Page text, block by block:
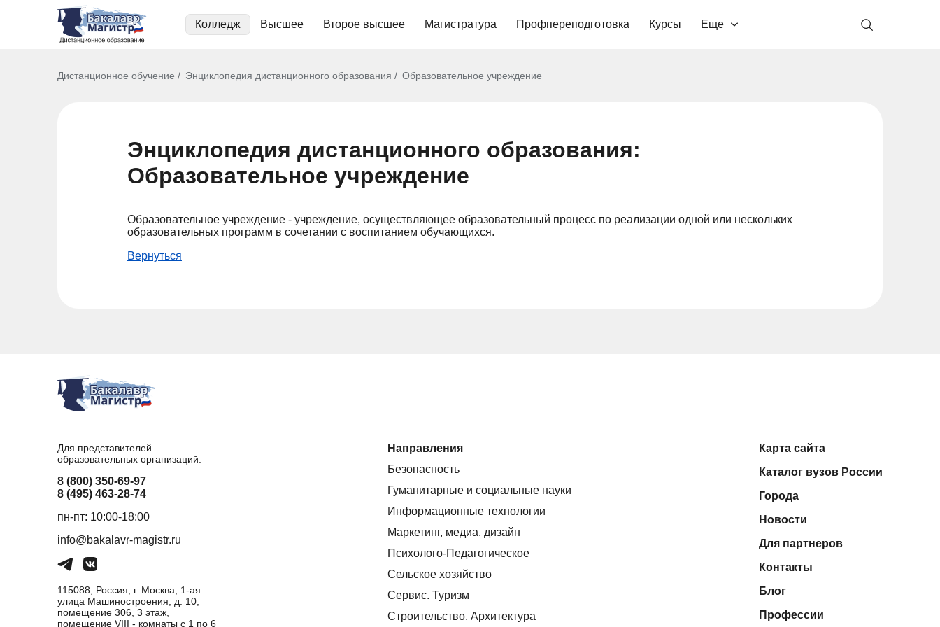
Колледж Высшее Второе высшее Магистратура Профпереподготовка Курсы Еще
Дистанционное обучение Энциклопедия дистанционного образования Образовательное учреждение
Энциклопедия дистанционного образования:
Образовательное учреждение
Образовательное учреждение - учреждение, осуществляющее образовательный процесс по реализации одной или нескольких
образовательных программ в сочетании с воспитанием обучающихся.
Вернуться
Для представителей
образовательных организаций:
8 (800) 350-69-97
8 (495) 463-28-74
пн-пт: 10:00-18:00
info@bakalavr-magistr.ru
115088, Россия, г. Москва, 1-ая
улица Машиностроения, д. 10,
помещение 306, 3 этаж,
помещение VIII - комнаты с 1 по 6
Направления
Безопасность
Гуманитарные и социальные науки
Информационные технологии
Маркетинг, медиа, дизайн
Психолого-Педагогическое
Сельское хозяйство
Сервис. Туризм
Строительство. Архитектура
Карта сайта
Каталог вузов России
Города
Новости
Для партнеров
Контакты
Блог
Профессии